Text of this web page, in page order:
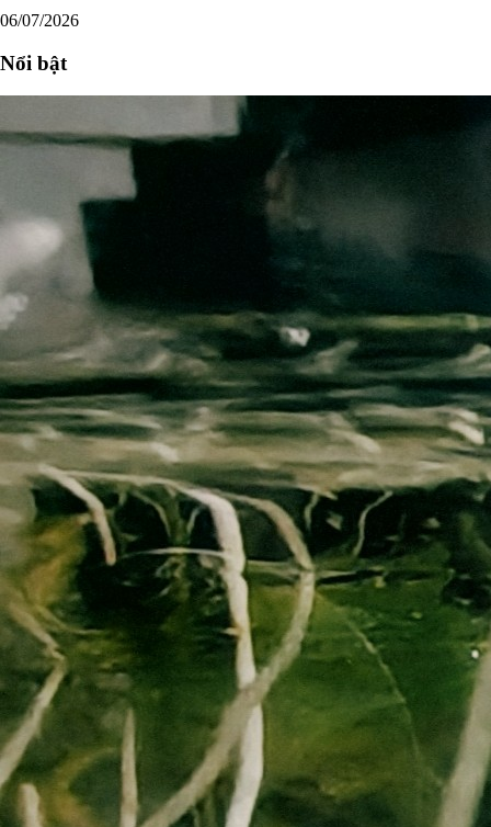
06/07/2026
Nổi bật